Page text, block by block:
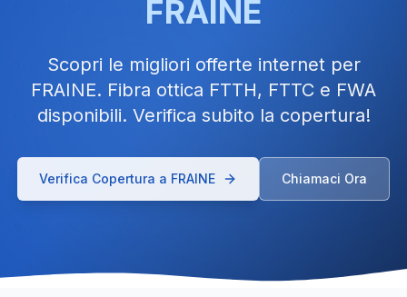
FRAINE
Scopri le migliori offerte internet per
FRAINE. Fibra ottica FTTH, FTTC e FWA
disponibili. Verifica subito la copertura!
Verifica Copertura a FRAINE Chiamaci Ora